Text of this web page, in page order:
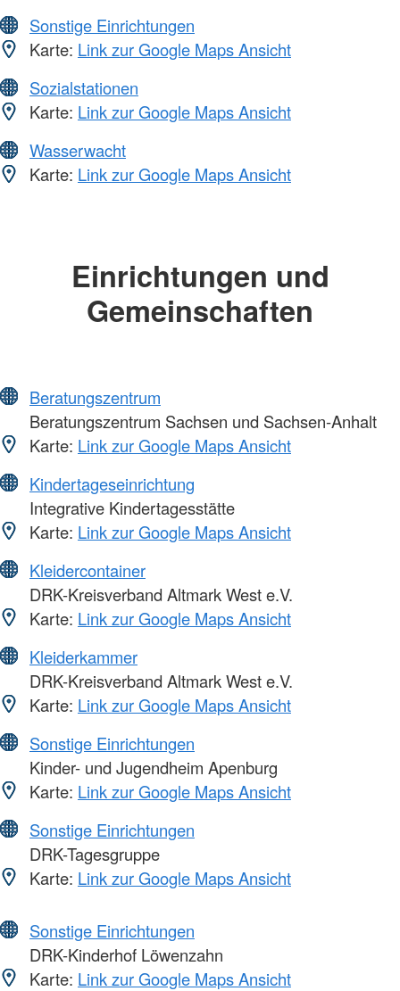
Sonstige Einrichtungen
Karte: Link zur Google Maps Ansicht
Sozialstationen
Karte: Link zur Google Maps Ansicht
Wasserwacht
Karte: Link zur Google Maps Ansicht
Einrichtungen und
Gemeinschaften
Beratungszentrum
Beratungszentrum Sachsen und Sachsen-Anhalt
Karte: Link zur Google Maps Ansicht
Kindertageseinrichtung
Integrative Kindertagesstätte
Karte: Link zur Google Maps Ansicht
Kleidercontainer
DRK-Kreisverband Altmark West e.V.
Karte: Link zur Google Maps Ansicht
Kleiderkammer
DRK-Kreisverband Altmark West e.V.
Karte: Link zur Google Maps Ansicht
Sonstige Einrichtungen
Kinder- und Jugendheim Apenburg
Karte: Link zur Google Maps Ansicht
Sonstige Einrichtungen
DRK-Tagesgruppe
Karte: Link zur Google Maps Ansicht
Sonstige Einrichtungen
DRK-Kinderhof Löwenzahn
Karte: Link zur Google Maps Ansicht